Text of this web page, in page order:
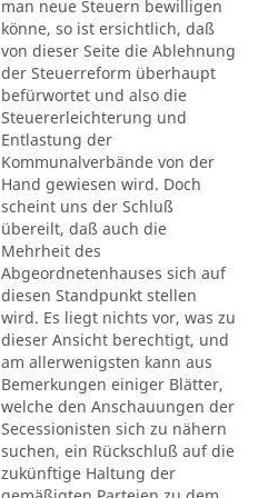
man neue Steuern bewilligen
könne, so ist ersichtlich, daß
von dieser Seite die Ablehnung
der Steuerreform überhaupt
befürwortet und also die
Steuererleichterung und
Entlastung der
Kommunalverbände von der
Hand gewiesen wird. Doch
scheint uns der Schluß
übereilt, daß auch die
Mehrheit des
Abgeordnetenhauses sich auf
diesen Standpunkt stellen
wird. Es liegt nichts vor, was zu
dieser Ansicht berechtigt, und
am allerwenigsten kann aus
Bemerkungen einiger Blätter,
welche den Anschauungen der
Secessionisten sich zu nähern
suchen, ein Rückschluß auf die
zukünftige Haltung der